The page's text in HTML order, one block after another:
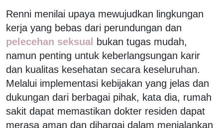
Renni menilai upaya mewujudkan lingkungan
kerja yang bebas dari perundungan dan
pelecehan seksual
bukan tugas mudah,
namun penting untuk keberlangsungan karir
dan kualitas kesehatan secara keseluruhan.
Melalui implementasi kebijakan yang jelas dan
dukungan dari berbagai pihak, kata dia, rumah
sakit dapat memastikan dokter residen dapat
merasa aman dan dihargai dalam menjalankan